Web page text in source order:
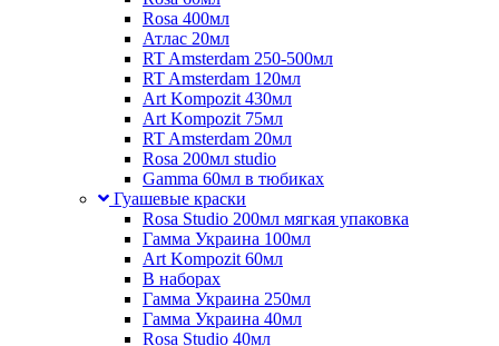
Rosa 400мл
Атлас 20мл
RT Amsterdam 250-500мл
RT Amsterdam 120мл
Art Kompozit 430мл
Art Kompozit 75мл
RT Amsterdam 20мл
Rosa 200мл studio
Gamma 60мл в тюбиках
Гуашевые краски
Rosa Studio 200мл мягкая упаковка
Гамма Украина 100мл
Art Kompozit 60мл
В наборах
Гамма Украина 250мл
Гамма Украина 40мл
Rosa Studio 40мл